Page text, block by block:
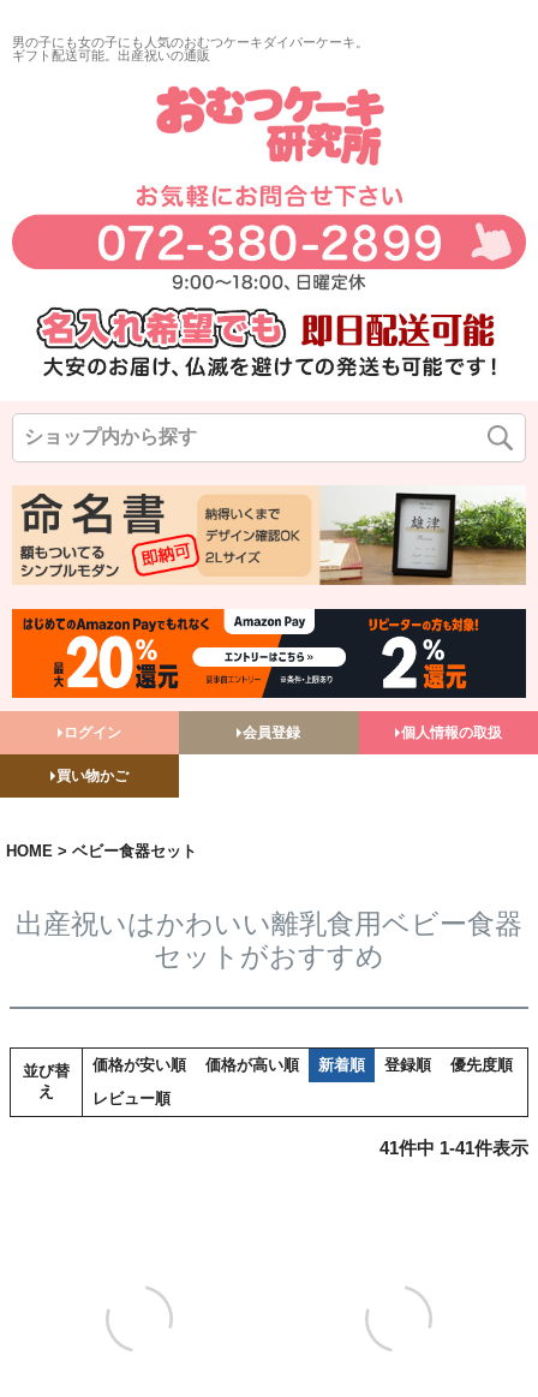
男の子にも女の子にも人気のおむつケーキダイパーケーキ。
ギフト配送可能。出産祝いの通販
ログイン 会員登録 個人情報の取扱
買い物かご
HOME ベビー食器セット
出産祝いはかわいい離乳食用ベビー食器
セットがおすすめ
並び替
え
価格が安い順 価格が高い順 新着順 登録順
優先度順
レビュー順
41件中 1-41件表示